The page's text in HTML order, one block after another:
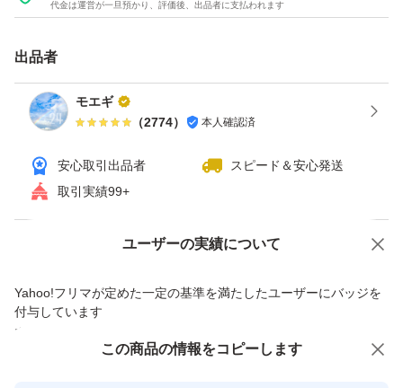
代金は運営が一旦預かり、評価後、出品者に支払われます
出品者
モエギ
（2774） 本人確認済
安心取引出品者
スピード＆安心発送
取引実績99+
ユーザーの実績について
Yahoo!フリマが定めた一定の基準を満たしたユーザーにバッジを
付与しています
安心取引出品者
Yahoo!オークションで出品した商品のため一部機能は利用できません
商品への質問からの値下げ交渉、不適切なカテゴリ変更依頼は禁止です
この商品の情報をコピーします
この商品をみている人にオススメ